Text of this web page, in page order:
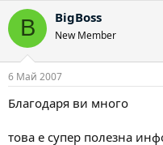
B BigBoss
New Member
6 Май 2007
Благодаря ви много
това е супер полезна